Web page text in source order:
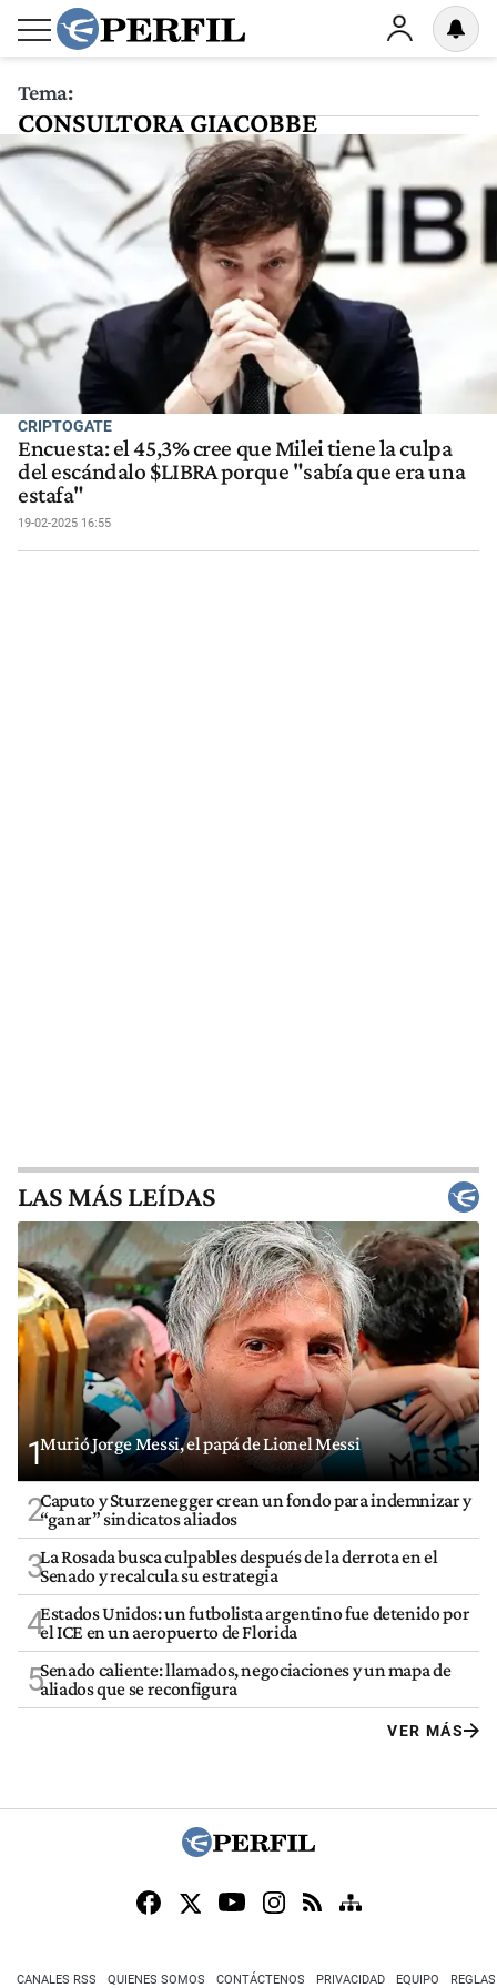
Tema:
CONSULTORA GIACOBBE
CRIPTOGATE
Encuesta: el 45,3% cree que Milei tiene la culpa
del escándalo $LIBRA porque "sabía que era una
estafa"
19-02-2025 16:55
LAS MÁS LEÍDAS
1Murió Jorge Messi, el papá de Lionel Messi
2Caputo y Sturzenegger crean un fondo para indemnizar y
“ganar” sindicatos aliados
3La Rosada busca culpables después de la derrota en el
Senado y recalcula su estrategia
4Estados Unidos: un futbolista argentino fue detenido por
el ICE en un aeropuerto de Florida
5Senado caliente: llamados, negociaciones y un mapa de
aliados que se reconfigura
VER MÁS
CANALES RSS QUIENES SOMOS CONTÁCTENOS PRIVACIDAD EQUIPO